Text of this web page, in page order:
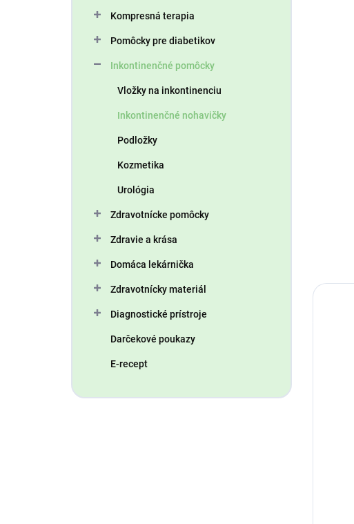
Kompresná terapia
Pomôcky pre diabetikov
Inkontinenčné pomôcky
Vložky na inkontinenciu
Inkontinenčné nohavičky
Podložky
Kozmetika
Urológia
Zdravotnícke pomôcky
Zdravie a krása
Domáca lekárnička
Zdravotnícky materiál
Diagnostické prístroje
Darčekové poukazy
E-recept